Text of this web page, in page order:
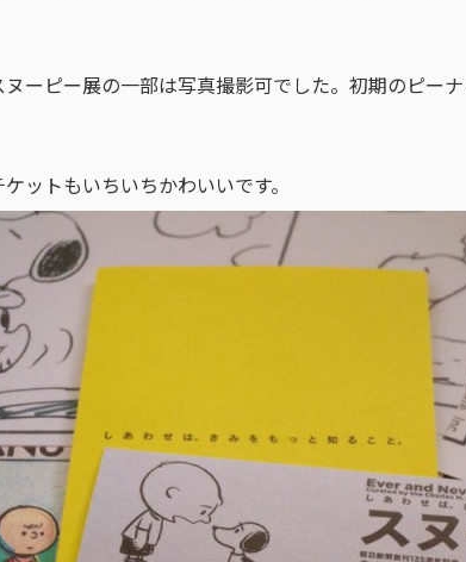
ヌーピー展の一部は写真撮影可でした。初期のピーナ
ケットもいちいちかわいいです。